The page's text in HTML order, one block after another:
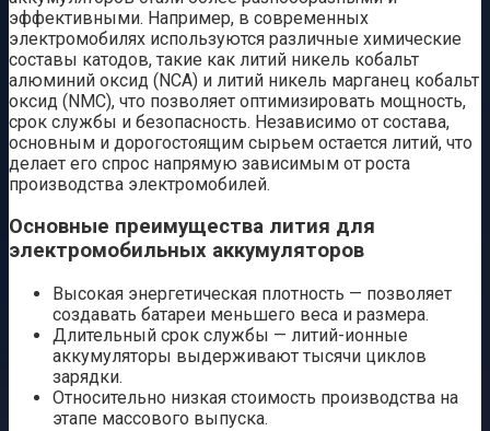
эффективными. Например, в современных
электромобилях используются различные химические
составы катодов, такие как литий никель кобальт
алюминий оксид (NCA) и литий никель марганец кобальт
оксид (NMC), что позволяет оптимизировать мощность,
срок службы и безопасность. Независимо от состава,
основным и дорогостоящим сырьем остается литий, что
делает его спрос напрямую зависимым от роста
производства электромобилей.
Основные преимущества лития для
электромобильных аккумуляторов
Высокая энергетическая плотность — позволяет
создавать батареи меньшего веса и размера.
Длительный срок службы — литий-ионные
аккумуляторы выдерживают тысячи циклов
зарядки.
Относительно низкая стоимость производства на
этапе массового выпуска.